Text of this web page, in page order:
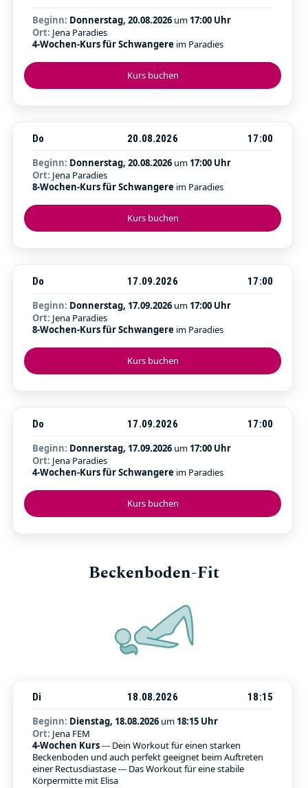
Kurs buchen
Beginn: Donnerstag, 20.08.2026 um 17:00 Uhr
Ort: Jena Paradies
4-Wochen-Kurs für Schwangere im Paradies
Kurs buchen
Do 20.08.2026
17:00
Beginn: Donnerstag, 20.08.2026 um 17:00 Uhr
Ort: Jena Paradies
8-Wochen-Kurs für Schwangere im Paradies
Kurs buchen
Do 17.09.2026
17:00
Beginn: Donnerstag, 17.09.2026 um 17:00 Uhr
Ort: Jena Paradies
8-Wochen-Kurs für Schwangere im Paradies
Kurs buchen
Do 17.09.2026
17:00
Beginn: Donnerstag, 17.09.2026 um 17:00 Uhr
Ort: Jena Paradies
4-Wochen-Kurs für Schwangere im Paradies
Beckenboden-Fit
Di 18.08.2026
18:15
Beginn: Dienstag, 18.08.2026 um 18:15 Uhr
Ort: Jena FEM
4-Wochen Kurs--- Dein Workout für einen starken
Beckenboden und auch perfekt geeignet beim Auftreten
einer Rectusdiastase --- Das Workout für eine stabile
Körpermitte mit Elisa